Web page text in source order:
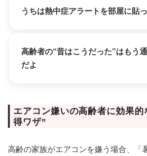
うちは熱中症アラートを部屋に貼
高齢者の“昔はこうだった”はもう
だよ
エアコン嫌いの高齢者に効果的
得ワザ”
高齢の家族がエアコンを嫌う場合、「